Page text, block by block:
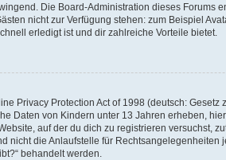
Die Board-Administration dieses Forums
nicht zur Verfügung stehen: zum Beispiel
erledigt ist und dir zahlreiche Vorteile bietet.
Privacy Protection Act of 1998 (deutsch:
Daten von Kindern unter 13 Jahren erheben,
auf der du dich zu registrieren versuchst,
nicht die Anlaufstelle für
behandelt werden.